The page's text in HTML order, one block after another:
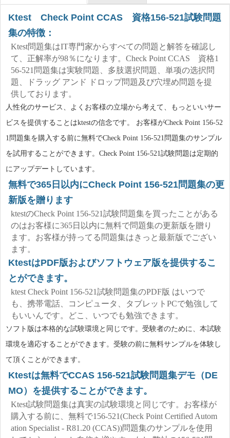
Ktest Check Point CCAS 資格156-521試験問題
集の特徴：
Ktest問題集はIT専門家からすべての問題と解答を確認し
て、正解率が98％になります。Check Point CCAS 資格1
56-521問題集は実験問題、多肢選択問題、単项の选択問
題、ドラッグ アンド ドロップ問題及び穴埋め問題を提
供しております。
人性化のサービス、よくお客様の立場から考えて、もっといいサー
ビスを提供することはktestの信念です。 お客様がCheck Point 156-52
1問題集を購入する前に無料でCheck Point 156-521問題集のサンプル
を試用することができます。Check Point 156-521試験問題は定期的
にアップデートしています。
無料で365日以内にCheck Point 156-521問題集の更
新版を贈ります
ktestのCheck Point 156-521試験問題集を買ったことがある
のはお客様に365日以内に無料で問題集の更新版を贈り
ます。お客様が持ってる問題集はきっと最新版でござい
ます。
KtestはPDF版およびソフトウェア版を提供するこ
とができます。
ktest Check Point 156-521試験問題集のPDF版 はいつで
も、携帯電話、コンピュータ、タブレットPCで勉強して
もいいんです。どこ、いつでも勉強できます。
ソフト版は本格的な試験環境と同じです。受験者のために、本試験
環境を適応することができます。受験の前に無料サンプルを体験し
て頂くことができます。
Ktestは無料でCCAS 156-521試験問題集デモ（DE
MO）を提供することができます。
Ktest試験問題集は真実の試験環境と同じです。お客様が
購入する前に、無料で156-521(Check Point Certified Autom
ation Specialist - R81.20 (CCAS))問題集のサンプルを使用